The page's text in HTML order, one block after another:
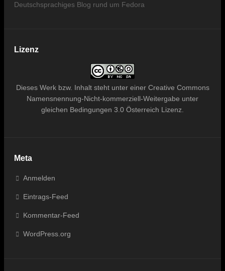
Deutschsprachiges Blog rund um Fedora
Lizenz
Dieses Werk bzw. Inhaltsteht unter einer Creative Commons
Namensnennung-Nicht-kommerziell-Weitergabe unter
gleichen Bedingungen 3.0 Österreich Lizenz
Meta
Anmelden
Eintrags-Feed
Kommentar-Feed
WordPress.org